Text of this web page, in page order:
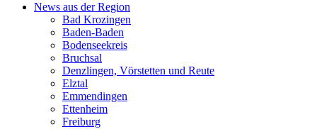
News aus der Region
Bad Krozingen
Baden-Baden
Bodenseekreis
Bruchsal
Denzlingen, Vörstetten und Reute
Elztal
Emmendingen
Ettenheim
Freiburg